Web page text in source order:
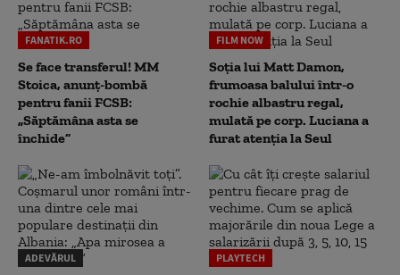
FANATIK.RO
Se face transferul! MM
Stoica, anunț-bombă
pentru fanii FCSB:
„Săptămâna asta se
închide”
FILM NOW
Soția lui Matt Damon,
frumoasa balului într-o
rochie albastru regal,
mulată pe corp. Luciana a
furat atenția la Seul
ADEVĂRUL PLAYTECH